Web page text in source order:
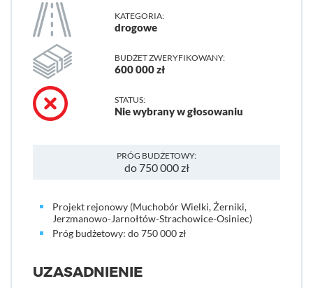
KATEGORIA:
drogowe
BUDŻET ZWERYFIKOWANY:
600 000 zł
STATUS:
Nie wybrany w głosowaniu
PRÓG BUDŻETOWY:
do 750 000 zł
Projekt rejonowy (Muchobór Wielki, Żerniki,
Jerzmanowo-Jarnołtów-Strachowice-Osiniec)
Próg budżetowy: do 750 000 zł
UZASADNIENIE